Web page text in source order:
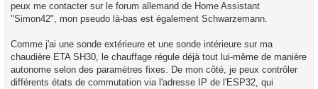
peux me contacter sur le forum allemand de Home Assistant
"Simon42", mon pseudo là-bas est également Schwarzemann.
Comme j'ai une sonde extérieure et une sonde intérieure sur ma
chaudière ETA SH30, le chauffage régule déjà tout lui-même de manière
autonome selon des paramètres fixes. De mon côté, je peux contrôler
différents états de commutation via l'adresse IP de l'ESP32, qui